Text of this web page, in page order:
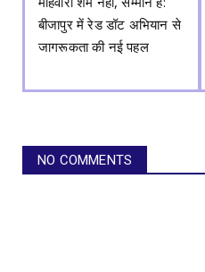
बीजापुर में रेड डॉट अभियान से
जागरूकता की नई पहल
NO COMMENTS